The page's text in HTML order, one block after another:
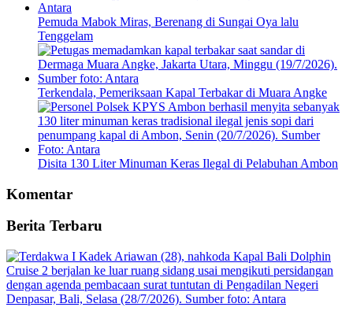
Pemuda Mabok Miras, Berenang di Sungai Oya lalu
Tenggelam
Terkendala, Pemeriksaan Kapal Terbakar di Muara Angke
Disita 130 Liter Minuman Keras Ilegal di Pelabuhan Ambon
Komentar
Berita Terbaru